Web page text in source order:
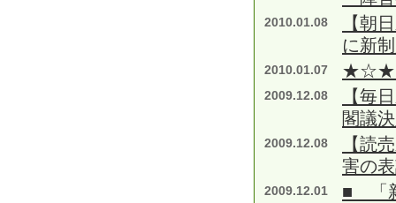
2010.01.08
【朝
に新
2010.01.07 ★☆★
2009.12.08
【毎
閣議
2009.12.08
【読
害の
2009.12.01
■ 「